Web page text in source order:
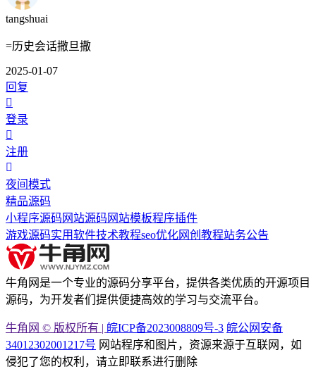
tangshuai
=历史会话撒旦撒
2025-01-07
回复
登录
注册
夜间模式
精品源码
小程序源码 网站源码 网站模板程序插件
游戏源码实用软件技术教程seo优化网创教程站务公告
牛角网是一个专业的源码分享平台，提供各类优质的开源项目
源码，为开发者们提供便捷高效的学习与交流平台。
牛角网 © 版权所有 | 皖ICP备2023008809号-3 皖公网安备
34012302001217号 网站程序和图片，资源来源于互联网，如
侵犯了您的权利，请立即联系进行删除